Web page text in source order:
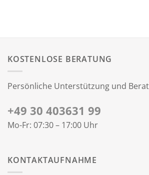
KOSTENLOSE BERATUNG
Persönliche Unterstützung und
+49 30 403631 99
Mo-Fr: 07:30 – 17:00 Uhr
KONTAKTAUFNAHME